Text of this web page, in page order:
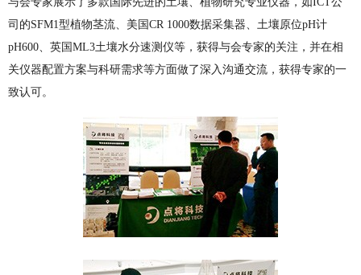
司的SFM1型植物茎流、美国CR 1000数据采集器、土壤原位pH计
pH600、英国ML3土壤水分速测仪等，获得与会专家的关注，并在相
关仪器配置方案与科研需求等方面做了深入沟通交流，获得专家的一
致认可。